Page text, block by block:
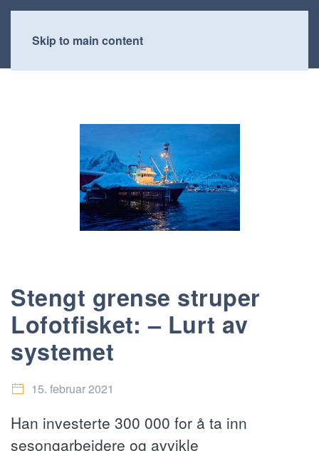
Skip to main content
Stengt grense struper
Lofotfisket: – Lurt av
systemet
15. februar 2021
Han investerte 300 000 for å ta inn
sesongarbeidere og avvikle